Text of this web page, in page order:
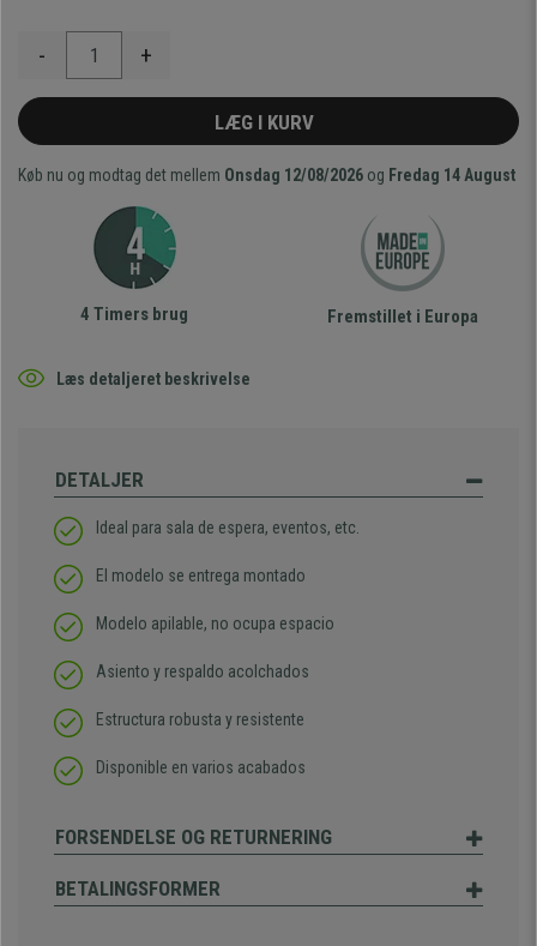
- +
LÆG I KURV
Køb nu og modtag det mellem Onsdag 12/08/2026 og Fredag 14 August
4 Timers brug Fremstillet i Europa
Læs detaljeret beskrivelse
DETALJER
Ideal para sala de espera, eventos, etc.
El modelo se entrega montado
Modelo apilable, no ocupa espacio
Asiento y respaldo acolchados
Estructura robusta y resistente
Disponible en varios acabados
FORSENDELSE OG RETURNERING
BETALINGSFORMER